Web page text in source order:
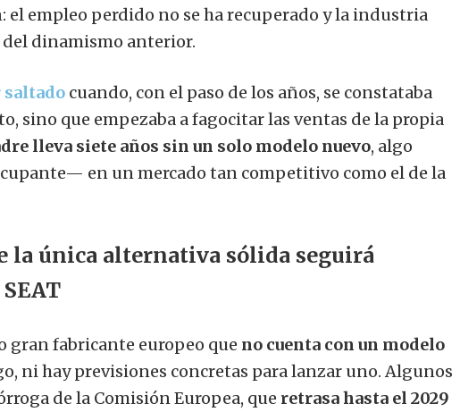
el empleo perdido no se ha recuperado y la industria
dinamismo anterior.
saltado cuando, con el paso de los años, se constataba
sino que empezaba a fagocitar las ventas de la propia
lleva siete años sin un solo modelo nuevo, algo
en un mercado tan competitivo como el de la
la única alternativa sólida seguirá
gran fabricante europeo que no cuenta con un modelo
ni hay previsiones concretas para lanzar uno. Algunos
de la Comisión Europea, que retrasa hasta el 2029